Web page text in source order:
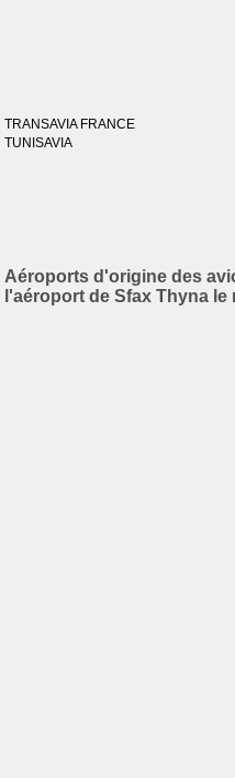
TRANSAVIA FRANCE
TUNISAVIA
Aéroports d'origine des
l'aéroport de Sfax Thyna